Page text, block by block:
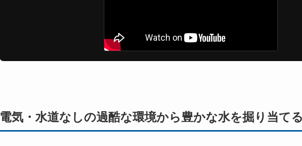
電気・水道なしの過酷な環境から豊かな水を掘り当て